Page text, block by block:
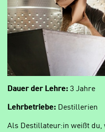
Dauer der Lehre: 3 Jahre
Lehrbetriebe: Destillerien
Als Destillateur:in weißt du,